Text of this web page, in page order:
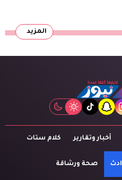
المزيد
snapchat
tiktok
أخبار وتقارير كلام ستات
صحة ورشاقة